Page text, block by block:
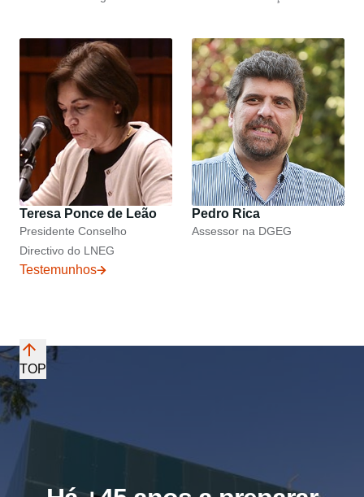
Teresa Ponce de Leão
Presidente Conselho
Directivo do LNEG
Pedro Rica
Assessor na DGEG
Testemunhos
TOP